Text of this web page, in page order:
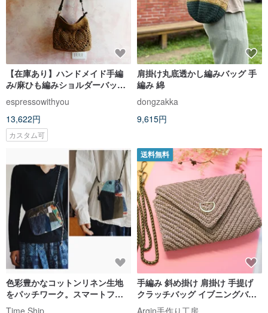
【在庫あり】ハンドメイド手編
み/麻ひも編みショルダーバッグ/
肩掛けバッグ/2WAY
espressowithyou
13,622円
カスタム可
肩掛け丸底透かし編みバッグ 手
編み 綿
dongzakka
9,615円
色彩豊かなコットンリネン生地
をパッチワーク。スマートフォ
ンショルダーバッグ、斜め掛け
Time Ship
送料無料
手編み 斜め掛け 肩掛け 手提げ
クラッチバッグ イブニングバッ
グ 多機能 ファッション レディー
Argin手作り工房